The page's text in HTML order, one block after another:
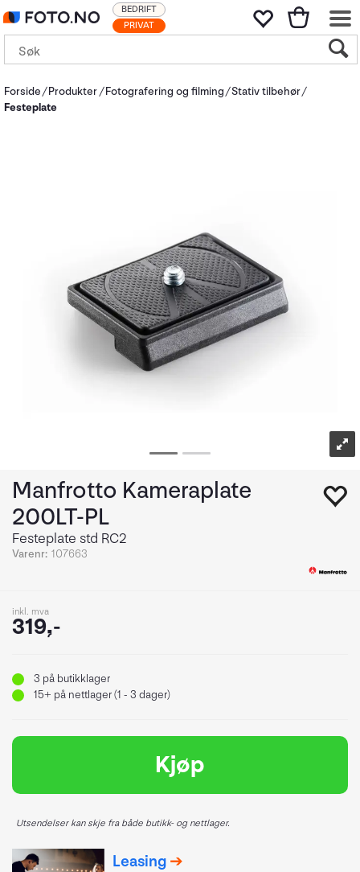
PRIVAT
BEDRIFT
Forside Produkter Fotografering og filming Stativ tilbehør
Festeplate
Manfrotto Kameraplate
200LT-PL
Festeplate std RC2
Varenr: 107663
inkl. mva
319,-
3 på butikklager
15+ på nettlager (1 - 3 dager)
Kjøp
Utsendelser kan skje fra både butikk- og nettlager.
Leasing